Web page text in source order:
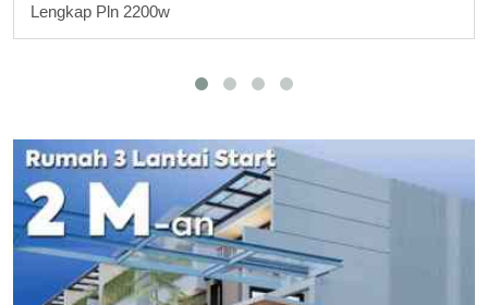
Lengkap Pln 2200w